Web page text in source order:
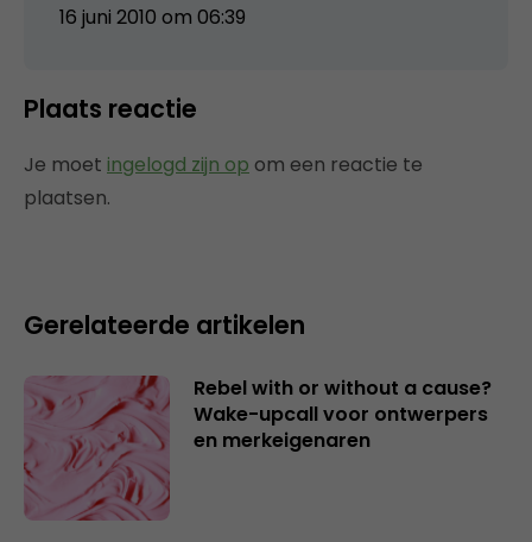
16 juni 2010 om 06:39
Plaats reactie
Je moet ingelogd zijn op om een reactie te
plaatsen.
Gerelateerde artikelen
Rebel with or without a cause?
Wake-upcall voor ontwerpers
en merkeigenaren